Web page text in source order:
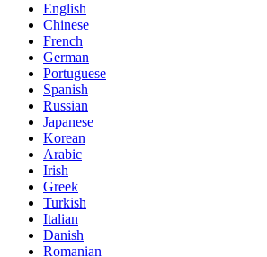
English
Chinese
French
German
Portuguese
Spanish
Russian
Japanese
Korean
Arabic
Irish
Greek
Turkish
Italian
Danish
Romanian